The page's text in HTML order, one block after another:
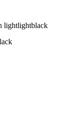
lightlightblack